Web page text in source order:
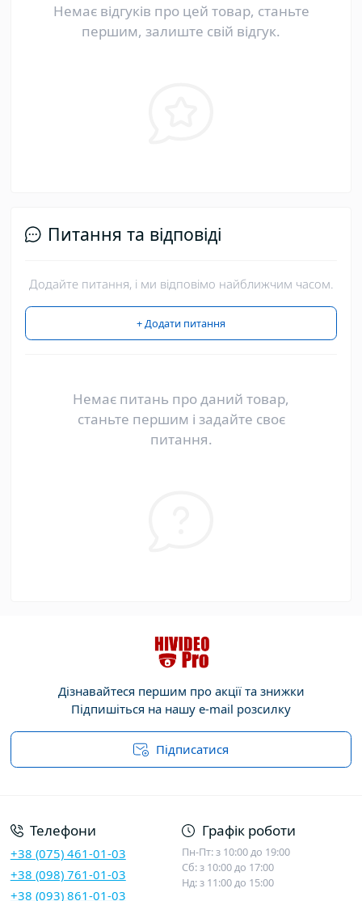
Немає відгуків про цей товар, станьте
першим, залиште свій відгук.
Питання та відповіді
Додайте питання, і ми відповімо найближчим часом.
+ Додати питання
Немає питань про даний товар,
станьте першим і задайте своє
питання.
Дізнавайтеся першим про акції та знижки
Підпишіться на нашу e-mail розсилку
Підписатися
Телефони
+38 (075) 461-01-03
+38 (098) 761-01-03
+38 (093) 861-01-03
Графік роботи
Пн-Пт: з 10:00 до 19:00
Сб: з 10:00 до 17:00
Нд: з 11:00 до 15:00